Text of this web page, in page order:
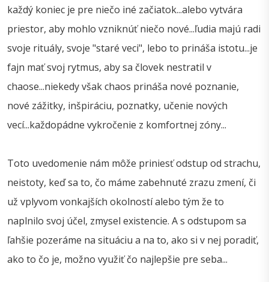
každý koniec je pre niečo iné začiatok...alebo vytvára
priestor, aby mohlo vzniknúť niečo nové...ľudia majú radi
svoje rituály, svoje "staré veci", lebo to prináša istotu...je
fajn mať svoj rytmus, aby sa človek nestratil v
chaose...niekedy však chaos prináša nové poznanie,
nové zážitky, inšpiráciu, poznatky, učenie nových
vecí...každopádne vykročenie z komfortnej zóny...
Toto uvedomenie nám môže priniesť odstup od strachu,
neistoty, keď sa to, čo máme zabehnuté zrazu zmení, či
už vplyvom vonkajších okolností alebo tým že to
naplnilo svoj účel, zmysel existencie. A s odstupom sa
ľahšie pozeráme na situáciu a na to, ako si v nej poradiť,
ako to čo je, možno využiť čo najlepšie pre seba...